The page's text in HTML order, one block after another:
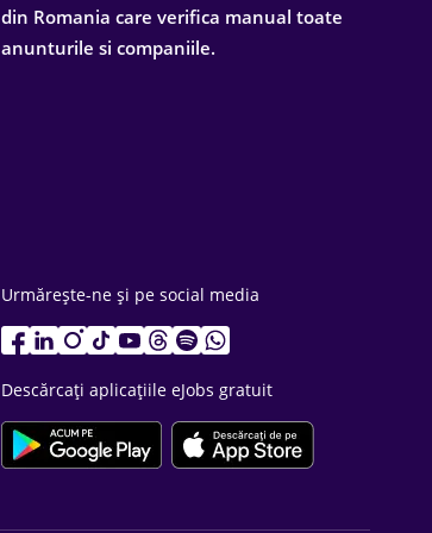
din Romania care verifica manual toate
anunturile si companiile.
Urmărește-ne și pe social media
Descărcați aplicațiile eJobs gratuit